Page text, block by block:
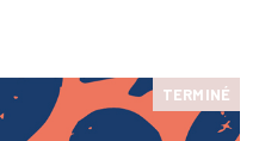
TERMINÉ